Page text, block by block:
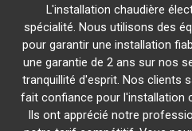
L'installation chaudière
spécialité. Nous utilisons des
pour garantir une installation
une garantie de 2 ans sur nos
tranquillité d'esprit. Nos clients
fait confiance pour l'installation
Ils ont apprécié notre